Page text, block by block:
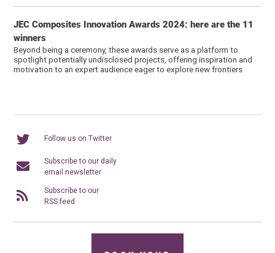
JEC Composites Innovation Awards 2024: here are the 11
winners
Beyond being a ceremony, these awards serve as a platform to
spotlight potentially undisclosed projects, offering inspiration and
motivation to an expert audience eager to explore new frontiers
Follow us on Twitter
Subscribe to our daily
email newsletter
Subscribe to our
RSS feed